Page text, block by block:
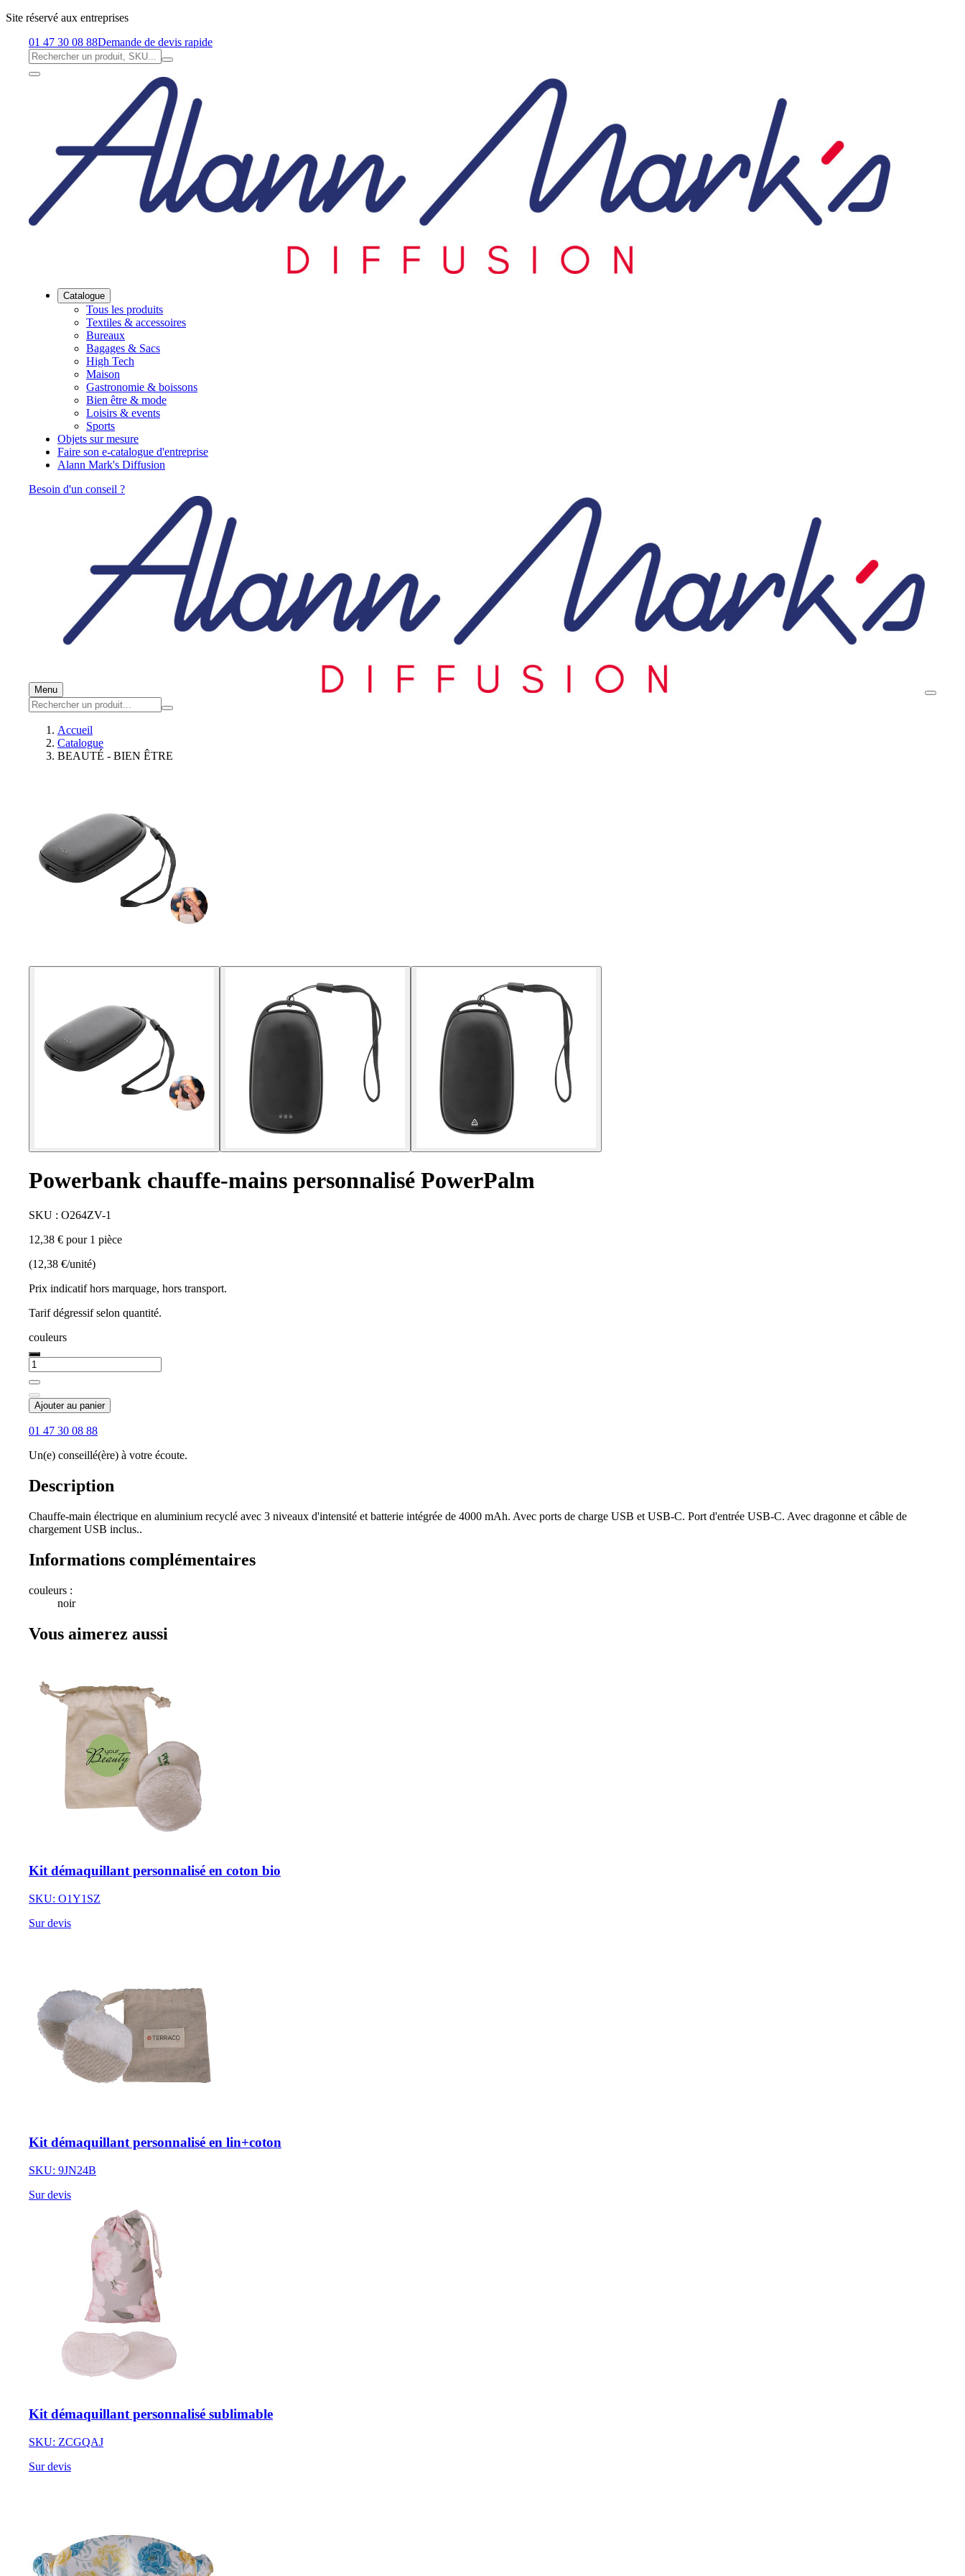
Site réservé aux entreprises
01 47 30 08 88Demande de devis rapide
Catalogue
Tous les produits
Textiles & accessoires
Bureaux
Bagages & Sacs
High Tech
Maison
Gastronomie & boissons
Bien être & mode
Loisirs & events
Sports
Objets sur mesure
Faire son e-catalogue d'entreprise
Alann Mark's Diffusion
Besoin d'un conseil ?
Menu
Accueil
Catalogue
BEAUTÉ - BIEN ÊTRE
Powerbank chauffe-mains personnalisé PowerPalm
SKU : O264ZV-1
12,38 € pour 1 pièce
(12,38 €/unité)
Prix indicatif hors marquage, hors transport.
Tarif dégressif selon quantité.
couleurs
Ajouter au panier
01 47 30 08 88
Un(e) conseillé(ère) à votre écoute.
Description
Chauffe-main électrique en aluminium recyclé avec 3 niveaux d'intensité et batterie intégrée de 4000 mAh. Avec ports de charge USB et USB-C. Port d'entrée USB-C. Avec dragonne et câble de
chargement USB inclus..
Informations complémentaires
couleurs :
noir
Vous aimerez aussi
Kit démaquillant personnalisé en coton bio
SKU: O1Y1SZ
Sur devis
Kit démaquillant personnalisé en lin+coton
SKU: 9JN24B
Sur devis
Kit démaquillant personnalisé sublimable
SKU: ZCGQAJ
Sur devis